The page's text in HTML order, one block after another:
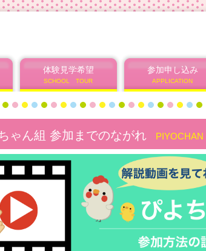
ゃん組 参加までのながれ PIYOCHAN
体験見学希望
SCHOOL TOUR
参加申し込み
APPLICATION